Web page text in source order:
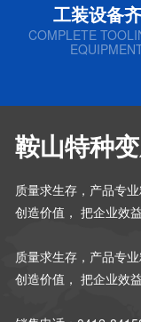
工装设备
COMPLETE
鞍山特种
质量求生存，产品专
创造价值， 把企业效
质量求生存，产品专
创造价值， 把企业效